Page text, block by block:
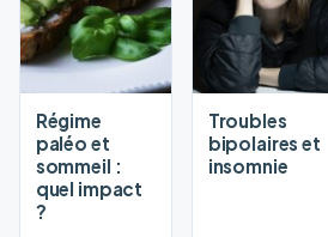
Régime
paléo et
sommeil :
quel impact
?
Troubles
bipolaires et
insomnie